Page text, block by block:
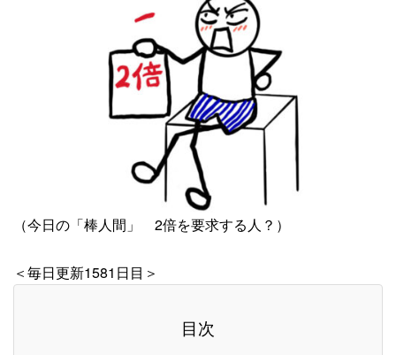
（今日の「棒人間」 2倍を要求する人？）
＜毎日更新1581日目＞
目次